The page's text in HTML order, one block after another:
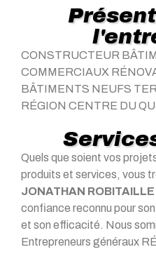
CONSTRUCTEUR
COMMERCIAUX
BÂTIMENTS NEUFS
RÉGION CENTRE DU
Quels que soient vos
produits et services, vous
JONATHAN ROBITAILLE
confiance reconnu pour
et son efficacité. Nous
Entrepreneurs généraux